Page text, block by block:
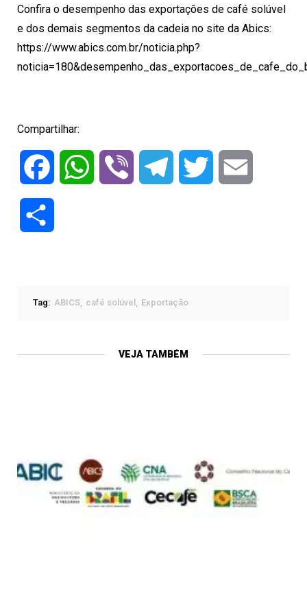
Confira o desempenho das exportações de café solúvel
e dos demais segmentos da cadeia no site da Abics:
https://www.abics.com.br/noticia.php?
Compartilhar:
Facebook WhatsApp Viber Telegram Twitter
Tag: ABICS café solúvel Exportação
VEJA TAMBÉM